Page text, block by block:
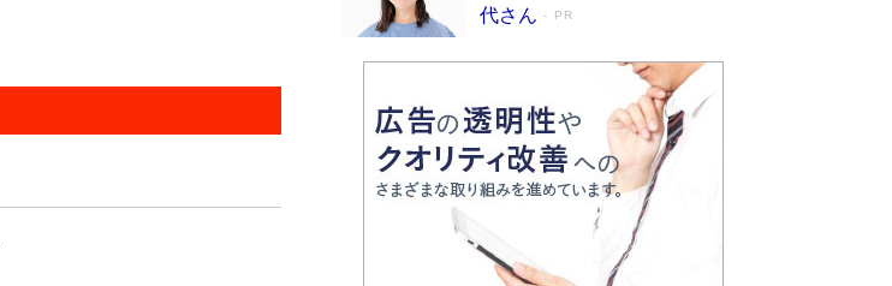
和田秀樹の70代、80代向け新書がベスト3を独
「『火垂るの墓』は、大嘘である」原作者が抱き
続けた“自責の念”とは…「自己憐憫は描きたくな
い」監督が徹底的にこだわったこと（後編） #
戦争の記憶
Book Bang
代さん
PR